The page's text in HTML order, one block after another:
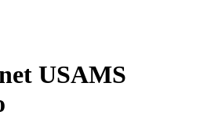
USAMS